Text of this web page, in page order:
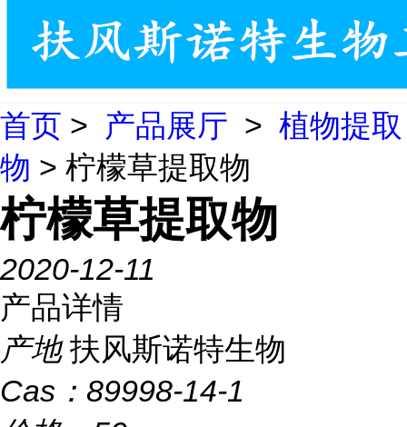
首页 > 产品展厅 > 植物提取
物 > 柠檬草提取物
柠檬草提取物
2020-12-11
产品详情
产地 扶风斯诺特生物
Cas： 89998-14-1